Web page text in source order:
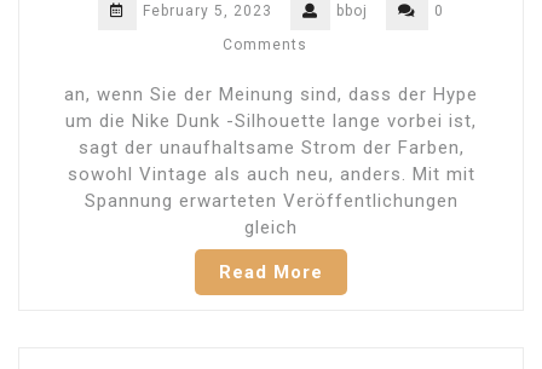
February 5, 2023 bboj
0
Comments
an, wenn Sie der Meinung sind, dass der Hype
um die Nike Dunk -Silhouette lange vorbei ist,
sagt der unaufhaltsame Strom der Farben,
sowohl Vintage als auch neu, anders. Mit mit
Spannung erwarteten Veröffentlichungen
gleich
Read More